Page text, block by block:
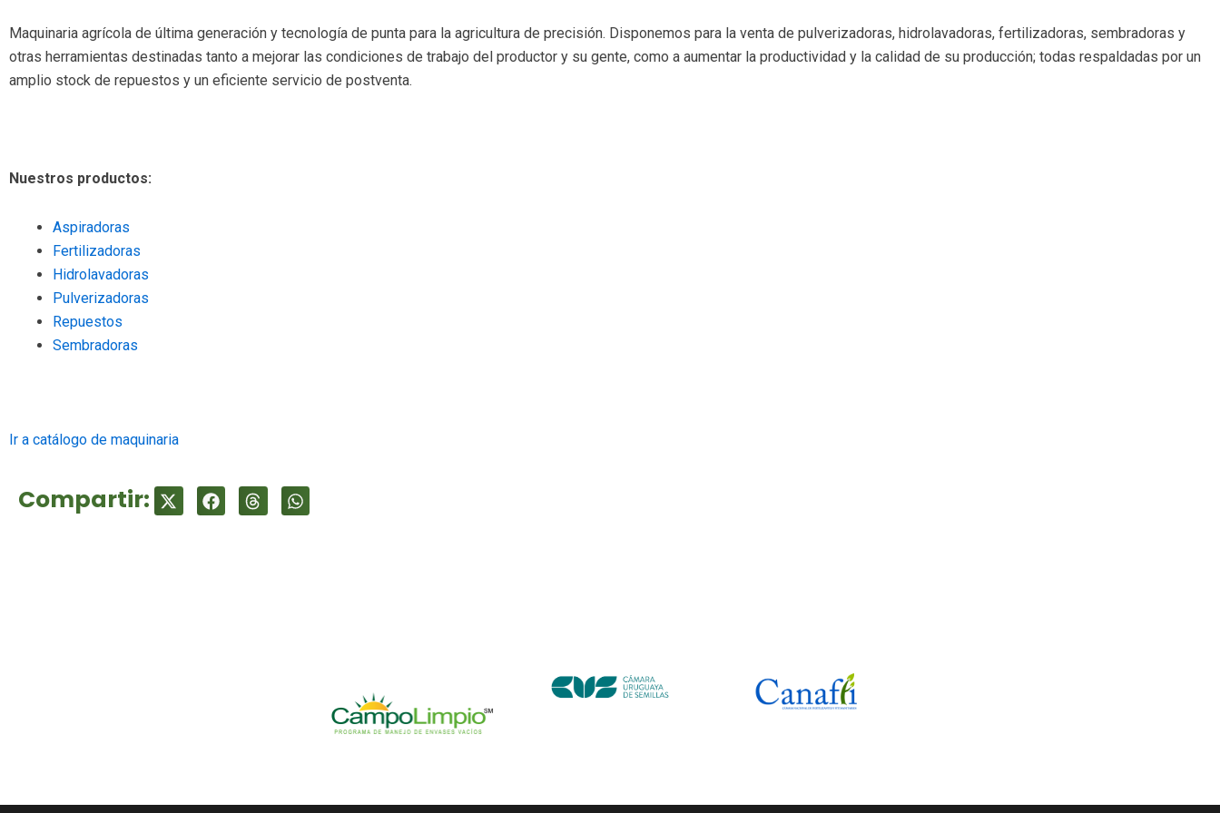
Maquinaria agrícola de última generación y tecnología de punta para la agricultura de precisión. Disponemos para la venta de pulverizadoras, hidrolavadoras, fertilizadoras, sembradoras y
otras herramientas destinadas tanto a mejorar las condiciones de trabajo del productor y su gente, como a aumentar la productividad y la calidad de su producción; todas respaldadas por un
amplio stock de repuestos y un eficiente servicio de postventa.
Nuestros productos:
Aspiradoras
Fertilizadoras
Hidrolavadoras
Pulverizadoras
Repuestos
Sembradoras
Ir a catálogo de maquinaria
Compartir: